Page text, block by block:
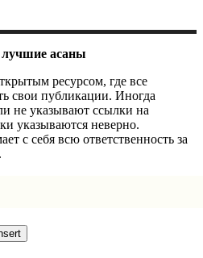
лучшие асаны
ресурсом, где все
свои публикации. Иногда
не указывают ссылки на
указываются неверно.
с себя всю ответственность за